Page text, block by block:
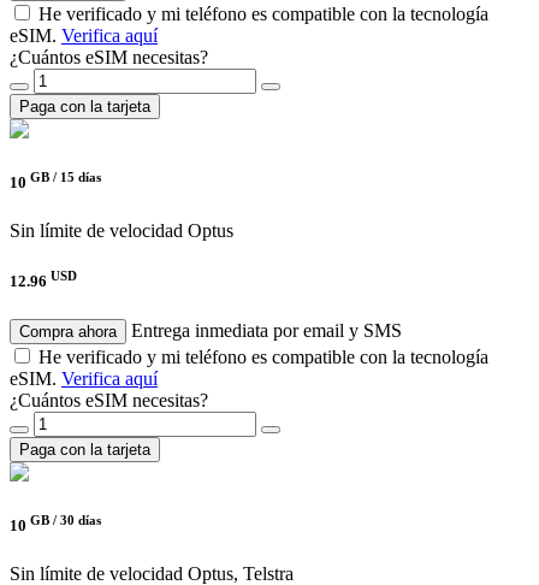
He verificado y mi teléfono es compatible con la tecnología
eSIM. Verifica aquí
¿Cuántos eSIM necesitas?
Paga con la tarjeta
10 GB / 15 días
Sin límite de velocidad Optus
12.96 USD
Compra ahora
Entrega inmediata por email y SMS
He verificado y mi teléfono es compatible con la tecnología
eSIM. Verifica aquí
¿Cuántos eSIM necesitas?
Paga con la tarjeta
10 GB / 30 días
Sin límite de velocidad Optus, Telstra